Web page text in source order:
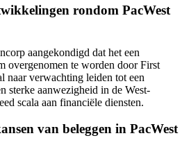
rondom PacWest
aangekondigd dat het een
overgenomen te worden door First
naar verwachting leiden tot een
sterke aanwezigheid in de West-
scala aan financiële diensten.
van beleggen in PacWest